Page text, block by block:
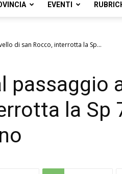
EVENTI
di san Rocco, interrotta la Sp...
passaggio
la Sp